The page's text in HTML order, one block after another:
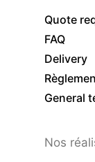
Quote
FAQ
Delivery
General
Nos